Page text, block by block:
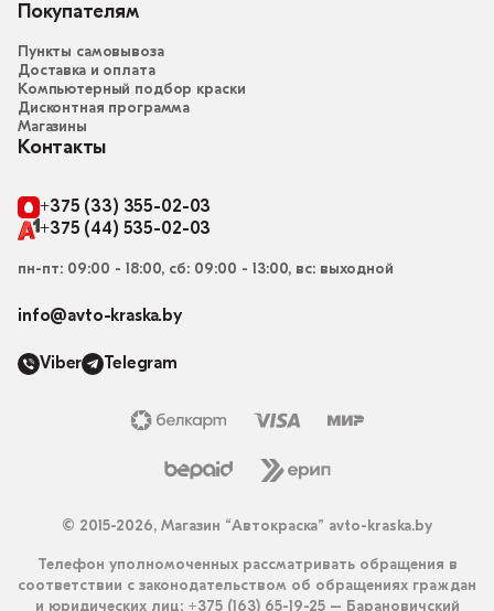
Покупателям
Пункты самовывоза
Доставка и оплата
Компьютерный подбор краски
Дисконтная программа
Магазины
Контакты
+375 (33) 355-02-03
+375 (44) 535-02-03
пн-пт: 09:00 - 18:00, сб: 09:00 - 13:00, вс: выходной
info@avto-kraska.by
Viber Telegram
© 2015-2026, Магазин “Автокраска” avto-kraska.by
Телефон уполномоченных рассматривать обращения в
соответствии с законодательством об обращениях граждан
и юридических лиц: +375 (163) 65-19-25 – Барановичский